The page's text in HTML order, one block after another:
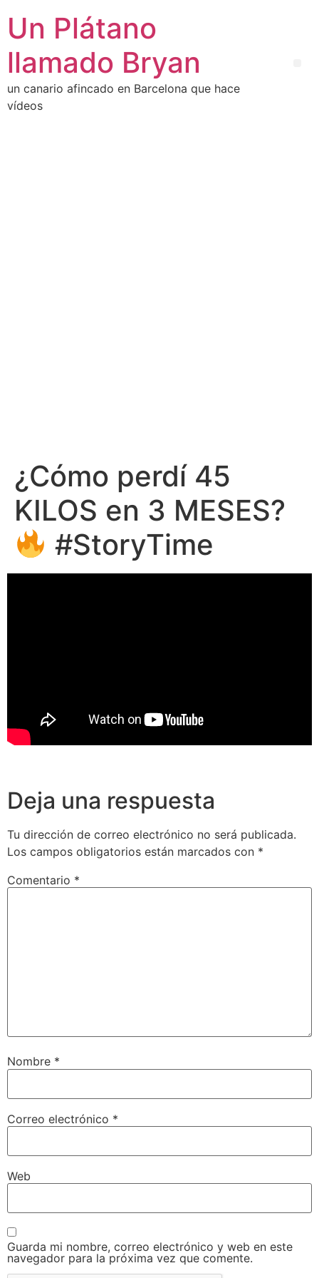
Un Plátano
llamado Bryan
un canario afincado en Barcelona que hace
vídeos
¿Cómo perdí 45
KILOS en 3 MESES?
#StoryTime
Deja una respuesta
Tu dirección de correo electrónico no será publicada.
Los campos obligatorios están marcados con *
Comentario *
Nombre *
Correo electrónico *
Web
Guarda mi nombre, correo electrónico y web en este
navegador para la próxima vez que comente.